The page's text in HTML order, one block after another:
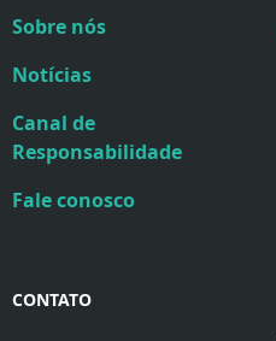
Sobre nós
Notícias
Canal de
Responsabilidade
Fale conosco
CONTATO